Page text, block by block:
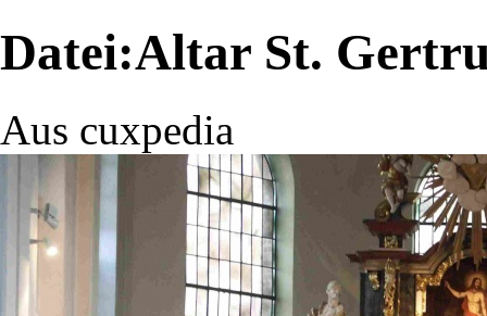
Datei:Altar St.
Aus cuxpedia